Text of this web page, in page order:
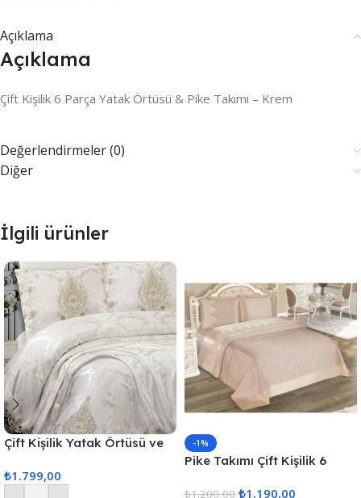
Açıklama
Açıklama
Çift Kişilik 6 Parça Yatak Örtüsü & Pike Takımı – Krem
Değerlendirmeler (0)
Diğer
İlgili ürünler
Çift Kişilik Yatak Örtüsü ve
₺1.799,00
-1%
Pike Takımı Çift Kişilik 6
₺1.200,00 ₺1.190,00